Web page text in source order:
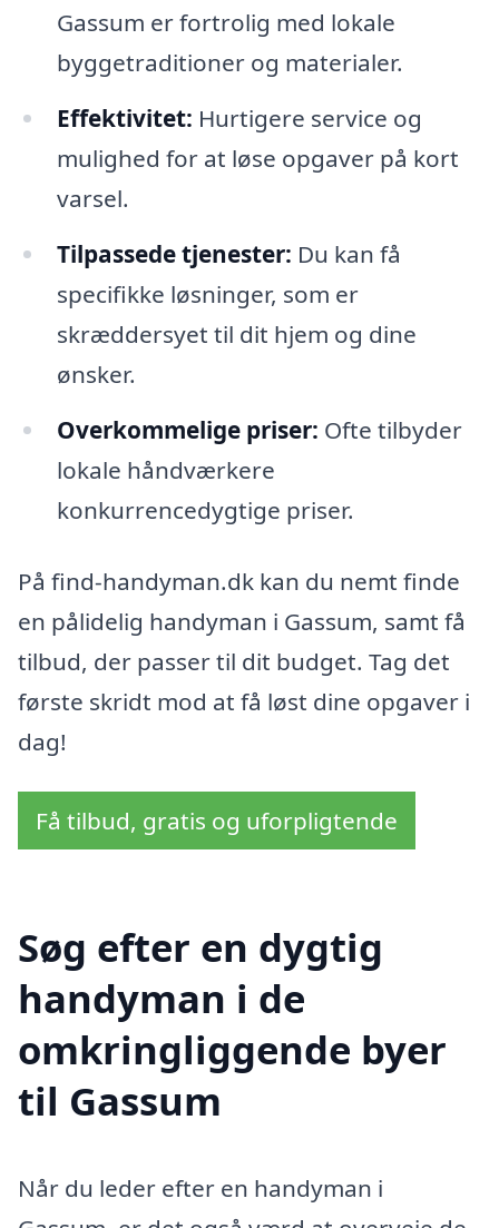
Gassum er fortrolig med lokale
byggetraditioner og materialer.
Effektivitet: Hurtigere service og
mulighed for at løse opgaver på kort
varsel.
Tilpassede tjenester: Du kan få
specifikke løsninger, som er
skræddersyet til dit hjem og dine
ønsker.
Overkommelige priser: Ofte tilbyder
lokale håndværkere
konkurrencedygtige priser.
På find-handyman.dk kan du nemt finde
en pålidelig handyman i Gassum, samt få
tilbud, der passer til dit budget. Tag det
første skridt mod at få løst dine opgaver i
dag!
Få tilbud, gratis og uforpligtende
Søg efter en dygtig
handyman i de
omkringliggende byer
til Gassum
Når du leder efter en handyman i